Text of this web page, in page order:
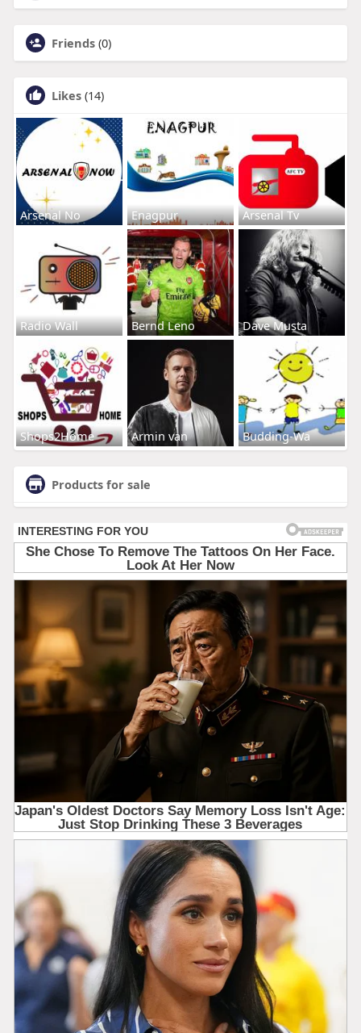
Friends (0)
Likes (14)
Arsenal No Enagpur Arsenal Tv
Radio Wall Bernd Leno Dave Musta
Shops2Home Armin van Budding-Wa
Products for sale